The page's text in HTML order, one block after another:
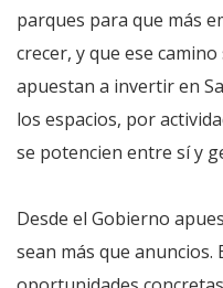
parques para que más
crecer, y que ese
apuestan a invertir en
los espacios, por
se potencien entre sí y
Desde el Gobierno
sean más que